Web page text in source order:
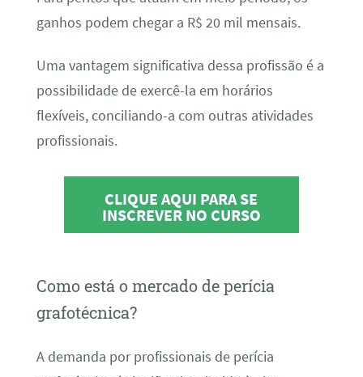
ganhos podem chegar a R$ 20 mil mensais.
Uma vantagem significativa dessa profissão é a
possibilidade de exercê-la em horários
flexíveis, conciliando-a com outras atividades
profissionais.
CLIQUE AQUI PARA SE
INSCREVER NO CURSO
Como está o mercado de perícia
grafotécnica?
A demanda por profissionais de perícia